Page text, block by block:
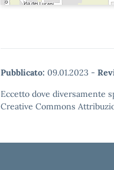
Pubblicato: 09.01.2023 -
Eccetto dove diversamente
Creative Commons